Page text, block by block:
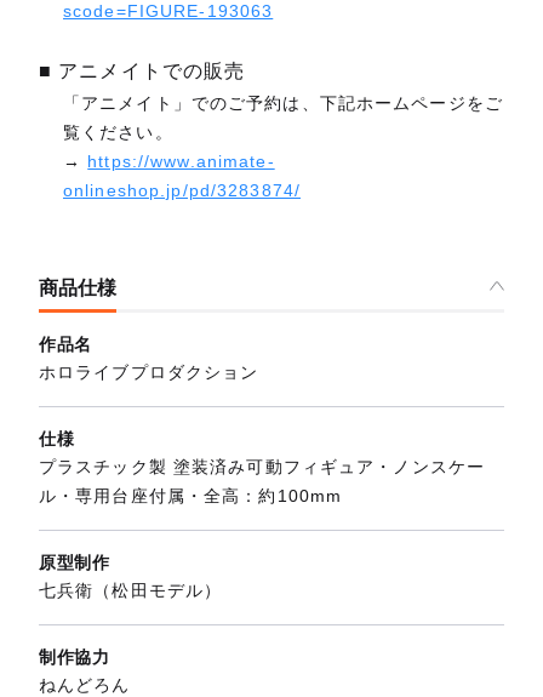
scode=FIGURE-193063
■ アニメイトでの販売
「アニメイト」でのご予約は、下記ホームページをご
覧ください。
→ https://www.animate-
onlineshop.jp/pd/3283874/
商品仕様
作品名
ホロライブプロダクション
仕様
プラスチック製 塗装済み可動フィギュア・ノンスケー
ル・専用台座付属・全高：約100mm
原型制作
七兵衛（松田モデル）
制作協力
ねんどろん